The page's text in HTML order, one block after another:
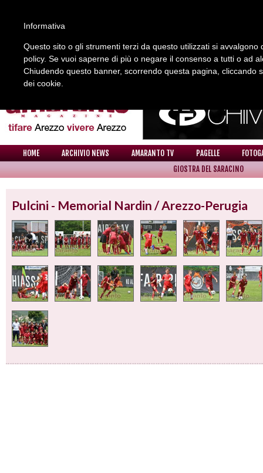
REDAZIONE COLLABORA CON NOI CONTATTI
HOME ARCHIVIO NEWS AMARANTO TV PAGELLE
GIOSTRA DEL SARACINO
Pulcini - Memorial Nardin / Arezzo-Perugia
Informativa
Questo sito o gli strumenti terzi da questo utilizzati si
policy. Se vuoi saperne di più o negare il consenso a tutti o ad
Chiudendo questo banner, scorrendo questa pagina, cliccando
dei cookie.